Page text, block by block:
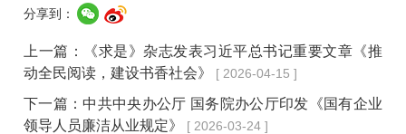
分享到：
上一篇：
《求是》杂志发表习近平总书记重要文章《推
动全民阅读，建设书香社会》
[ 2026-04-15 ]
下一篇： 中共中央办公厅 国务院办公厅印发《国有企业
领导人员廉洁从业规定》
[ 2026-03-24 ]